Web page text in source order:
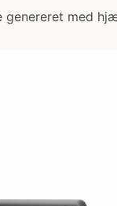
genereret med